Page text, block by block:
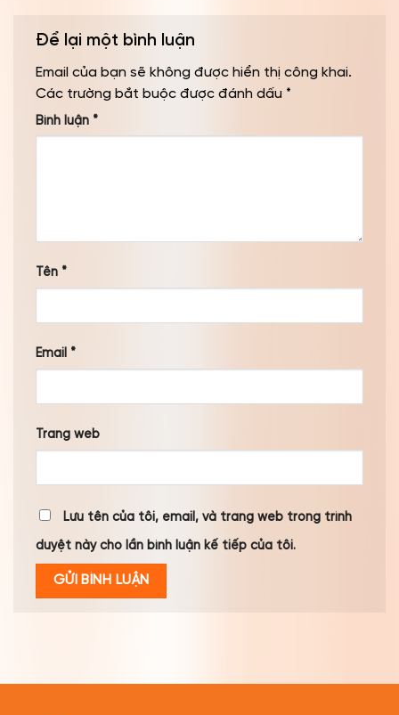
Để lại một bình luận
Email của bạn sẽ không được hiển thị công khai.
Các trường bắt buộc được đánh dấu *
Bình luận *
Tên *
Email *
Trang web
Lưu tên của tôi, email, và trang web trong trình
duyệt này cho lần bình luận kế tiếp của tôi.